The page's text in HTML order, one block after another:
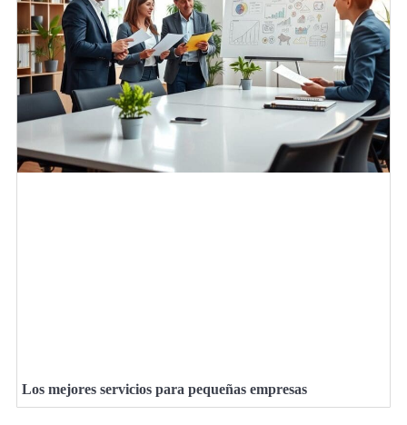
Los mejores servicios para pequeñas empresas